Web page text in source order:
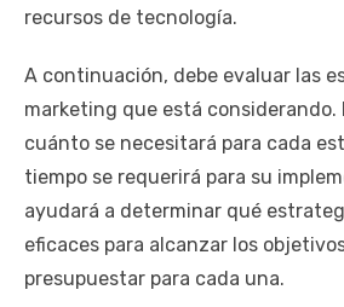
recursos de tecnología.
A continuación, debe evaluar las
marketing que está considerando.
cuánto se necesitará para cada
tiempo se requerirá para su
ayudará a determinar qué
eficaces para alcanzar los
presupuestar para cada una.